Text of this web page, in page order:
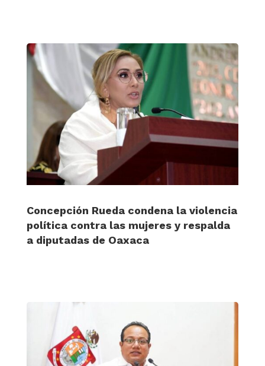
Concepción Rueda condena la violencia
política contra las mujeres y respalda
a diputadas de Oaxaca